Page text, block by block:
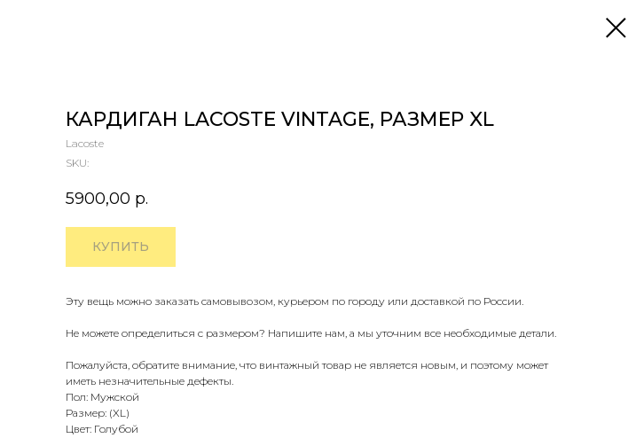
КАРДИГАН LACOSTE VINTAGE, РАЗМЕР XL
Lacoste
SKU:
5900,00 р.
КУПИТЬ
Эту вещь можно заказать самовывозом, курьером по городу или доставкой по России.
Не можете определиться с размером? Напишите нам, а мы уточним все необходимые детали.
Пожалуйста, обратите внимание, что винтажный товар не является новым, и поэтому может
иметь незначительные дефекты.
Пол: Мужской
Размер: (XL)
Цвет: Голубой